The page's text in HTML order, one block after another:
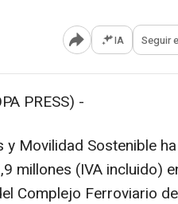
Abrir opciones para
IA Seguir
PRESS) -
Movilidad Sostenible
millones (IVA incluido)
Complejo Ferroviario